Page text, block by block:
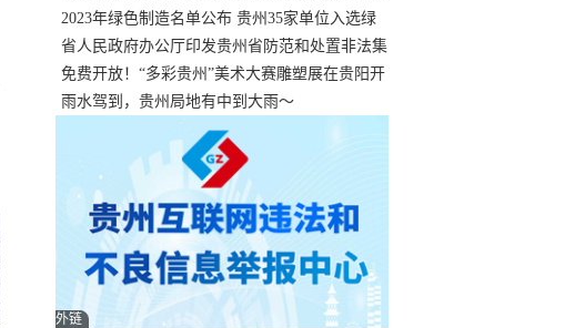
名额
2023年绿色制造名单公布 贵州35家单位入选绿
色工厂
省人民政府办公厅印发贵州省防范和处置非法集
资工作实施细则
免费开放！“多彩贵州”美术大赛雕塑展在贵阳开
展，持续至1月19日
雨水驾到，贵州局地有中到大雨～
外链